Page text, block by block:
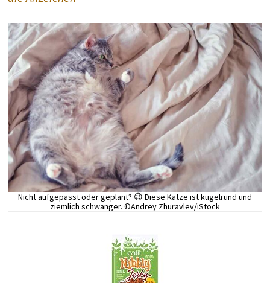
Nicht aufgepasst oder geplant? 😉 Diese Katze ist kugelrund und
ziemlich schwanger. ©Andrey Zhuravlev/iStock